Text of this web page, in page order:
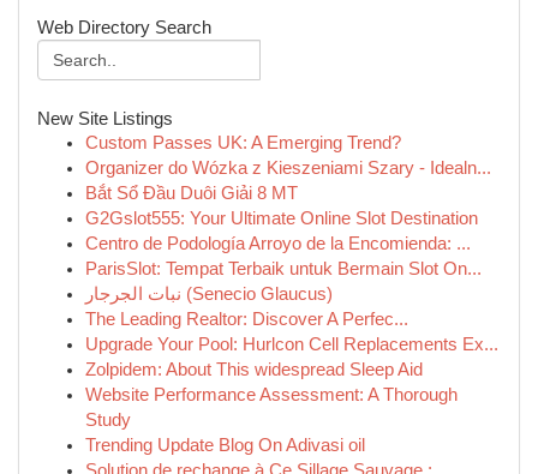
Web Directory Search
New Site Listings
Custom Passes UK: A Emerging Trend?
Organizer do Wózka z Kieszeniami Szary - Idealn...
Bắt Sổ Đầu Duôi Giải 8 MT
G2Gslot555: Your Ultimate Online Slot Destination
Centro de Podología Arroyo de la Encomienda: ...
ParisSlot: Tempat Terbaik untuk Bermain Slot On...
نبات الجرجار (Senecio Glaucus)
The Leading Realtor: Discover A Perfec...
Upgrade Your Pool: Hurlcon Cell Replacements Ex...
Zolpidem: About This widespread Sleep Aid
Website Performance Assessment: A Thorough
Study
Trending Update Blog On Adivasi oil